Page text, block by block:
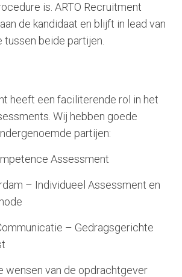
is. ARTO Recruitment
de kandidaat en blijft in lead van
beide partijen.
heeft een faciliterende rol in het
Wij hebben goede
partijen:
Assessment
– Individueel Assessment en
– Gedragsgerichte
wensen van de opdrachtgever